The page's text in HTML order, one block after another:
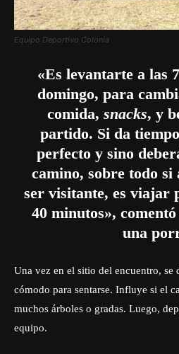
Equipo Deportivo Colonia
«Es levantarte a las
domingo, para
comida, snacks, y
partido. Si da
perfecto y sino
camino, sobre todo si
ser visitante, es viajar
40 minutos»,
una
Una vez en el sitio del encuentro, se
cómodo para sentarse. Influye si el
muchos árboles o gradas. Luego,
equipo.